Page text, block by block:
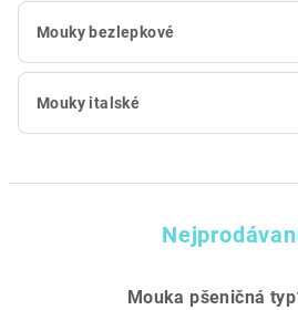
Mouky bezlepkové
Mouky italské
Mouka pšeničná